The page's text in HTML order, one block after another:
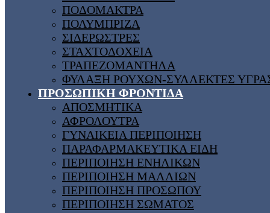
ΠΟΔΟΜΑΚΤΡΑ
ΠΟΛΥΜΠΡΙΖΑ
ΣΙΔΕΡΩΣΤΡΕΣ
ΣΤΑΧΤΟΔΟΧΕΙΑ
ΤΡΑΠΕΖΟΜΑΝΤΗΛΑ
ΦΥΛΑΞΗ ΡΟΥΧΩΝ-ΣΥΛΛΕΚΤΕΣ
ΠΡΟΣΩΠΙΚΗ ΦΡΟΝΤΙΔΑ
ΑΠΟΣΜΗΤΙΚΑ
ΑΦΡΟΛΟΥΤΡΑ
ΓΥΝΑΙΚΕΙΑ ΠΕΡΙΠΟΙΗΣΗ
ΠΑΡΑΦΑΡΜΑΚΕΥΤΙΚΑ ΕΙΔΗ
ΠΕΡΙΠΟΙΗΣΗ ΕΝΗΛΙΚΩΝ
ΠΕΡΙΠΟΙΗΣΗ ΜΑΛΛΙΩΝ
ΠΕΡΙΠΟΙΗΣΗ ΠΡΟΣΩΠΟΥ
ΠΕΡΙΠΟΙΗΣΗ ΣΩΜΑΤΟΣ